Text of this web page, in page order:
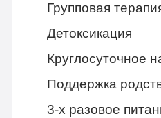
Групповая
Детоксикация
Круглосуточное
Поддержка
3-х разовое